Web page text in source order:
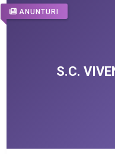
ANUNTURI